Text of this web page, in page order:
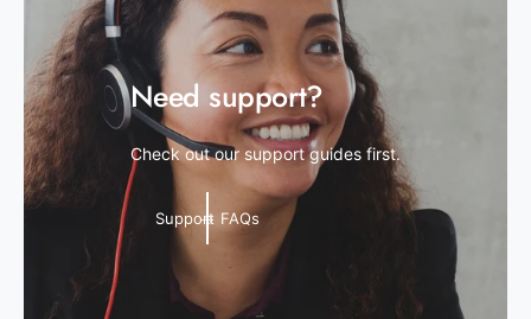
Need support?
Check out our support guides first.
Support FAQs